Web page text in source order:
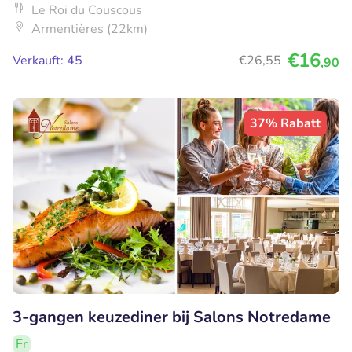
Le Roi du Couscous
Armentières (22km)
Verkauft: 45
€26,55 €16,90
37% Rabatt
3-gangen keuzediner bij Salons Notredame
Fr